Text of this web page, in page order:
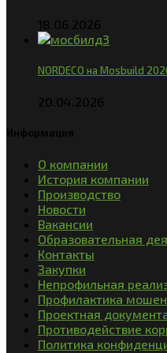
18.06.2026
NORDECO на Mosbuild
20.04.2026
Информация
О компании
История компании
Производство
Новости
Вакансии
Образовательная
Контакты
Закупки
Непрофильная
Профилактика
Проектная
Противодействие
Политика